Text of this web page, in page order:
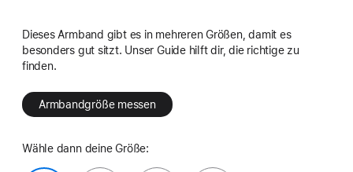
Dieses Armband gibt es in mehreren Größen, damit es
besonders gut sitzt. Unser Guide hilft dir, die richtige zu
finden.
Armbandgröße messen
Wähle dann deine Größe: